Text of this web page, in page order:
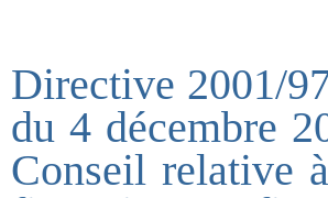
Directive 2001/
du 4 décembre
Conseil relative